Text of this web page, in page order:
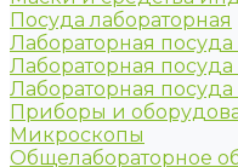
Посуда лабораторная
Лабораторная посуда
Лабораторная посуда
Лабораторная
Приборы и
Микроскопы
Общелабораторное